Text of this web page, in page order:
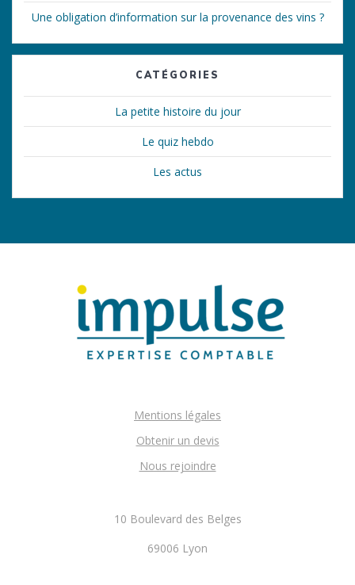
Une obligation d’information sur la provenance des vins ?
CATÉGORIES
La petite histoire du jour
Le quiz hebdo
Les actus
Mentions légales
Obtenir un devis
Nous rejoindre
10 Boulevard des Belges
69006 Lyon